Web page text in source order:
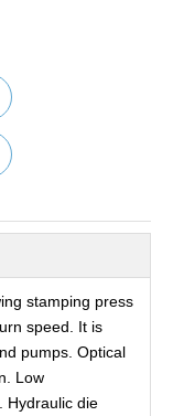
stamping press
speed. It is
pumps. Optical
Low
Hydraulic die